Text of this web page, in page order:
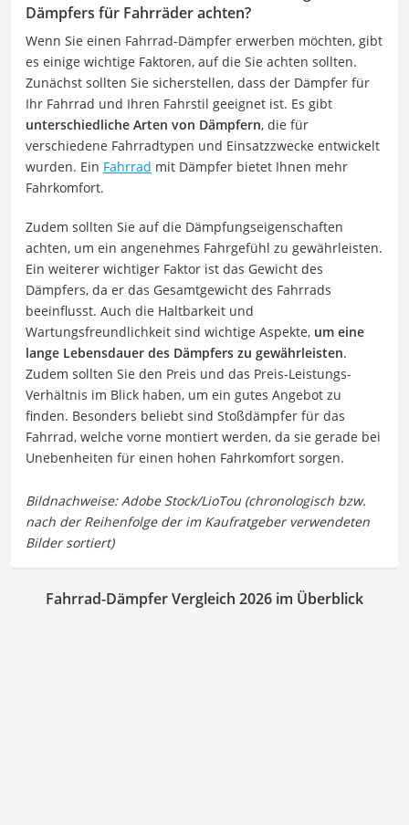
Dämpfers für Fahrräder achten?
Wenn Sie einen Fahrrad-Dämpfer erwerben möchten, gibt
es einige wichtige Faktoren, auf die Sie achten sollten.
Zunächst sollten Sie sicherstellen, dass der Dämpfer für
Ihr Fahrrad und Ihren Fahrstil geeignet ist. Es gibt
unterschiedliche Arten von Dämpfern, die für
verschiedene Fahrradtypen und Einsatzzwecke entwickelt
wurden. Ein Fahrrad mit Dämpfer bietet Ihnen mehr
Fahrkomfort.
Zudem sollten Sie auf die Dämpfungseigenschaften
achten, um ein angenehmes Fahrgefühl zu gewährleisten.
Ein weiterer wichtiger Faktor ist das Gewicht des
Dämpfers, da er das Gesamtgewicht des Fahrrads
beeinflusst. Auch die Haltbarkeit und
Wartungsfreundlichkeit sind wichtige Aspekte, um eine
lange Lebensdauer des Dämpfers zu gewährleisten.
Zudem sollten Sie den Preis und das Preis-Leistungs-
Verhältnis im Blick haben, um ein gutes Angebot zu
finden. Besonders beliebt sind Stoßdämpfer für das
Fahrrad, welche vorne montiert werden, da sie gerade bei
Unebenheiten für einen hohen Fahrkomfort sorgen.
Fahrrad-Dämpfer Vergleich 2026 im Überblick